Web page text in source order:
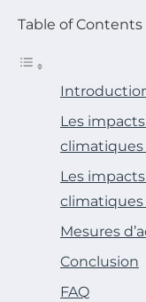
Table of Contents
Les
climatiques
Les
climatiques
Mesures
Conclusion
FAQ